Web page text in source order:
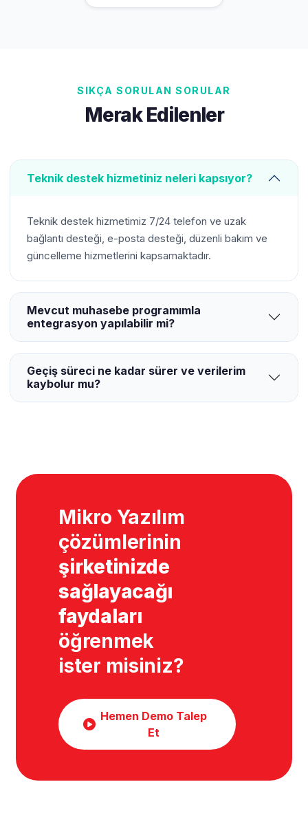
SIKÇA SORULAN SORULAR
Merak Edilenler
Teknik destek hizmetiniz neleri kapsıyor?
Teknik destek hizmetimiz 7/24 telefon ve uzak
bağlantı desteği, e-posta desteği, düzenli bakım ve
güncelleme hizmetlerini kapsamaktadır.
Mevcut muhasebe programımla
entegrasyon yapılabilir mi?
Geçiş süreci ne kadar sürer ve verilerim
kaybolur mu?
Mikro Yazılım
çözümlerinin
şirketinizde
sağlayacağı
faydaları
öğrenmek
ister misiniz?
Hemen Demo Talep
Et